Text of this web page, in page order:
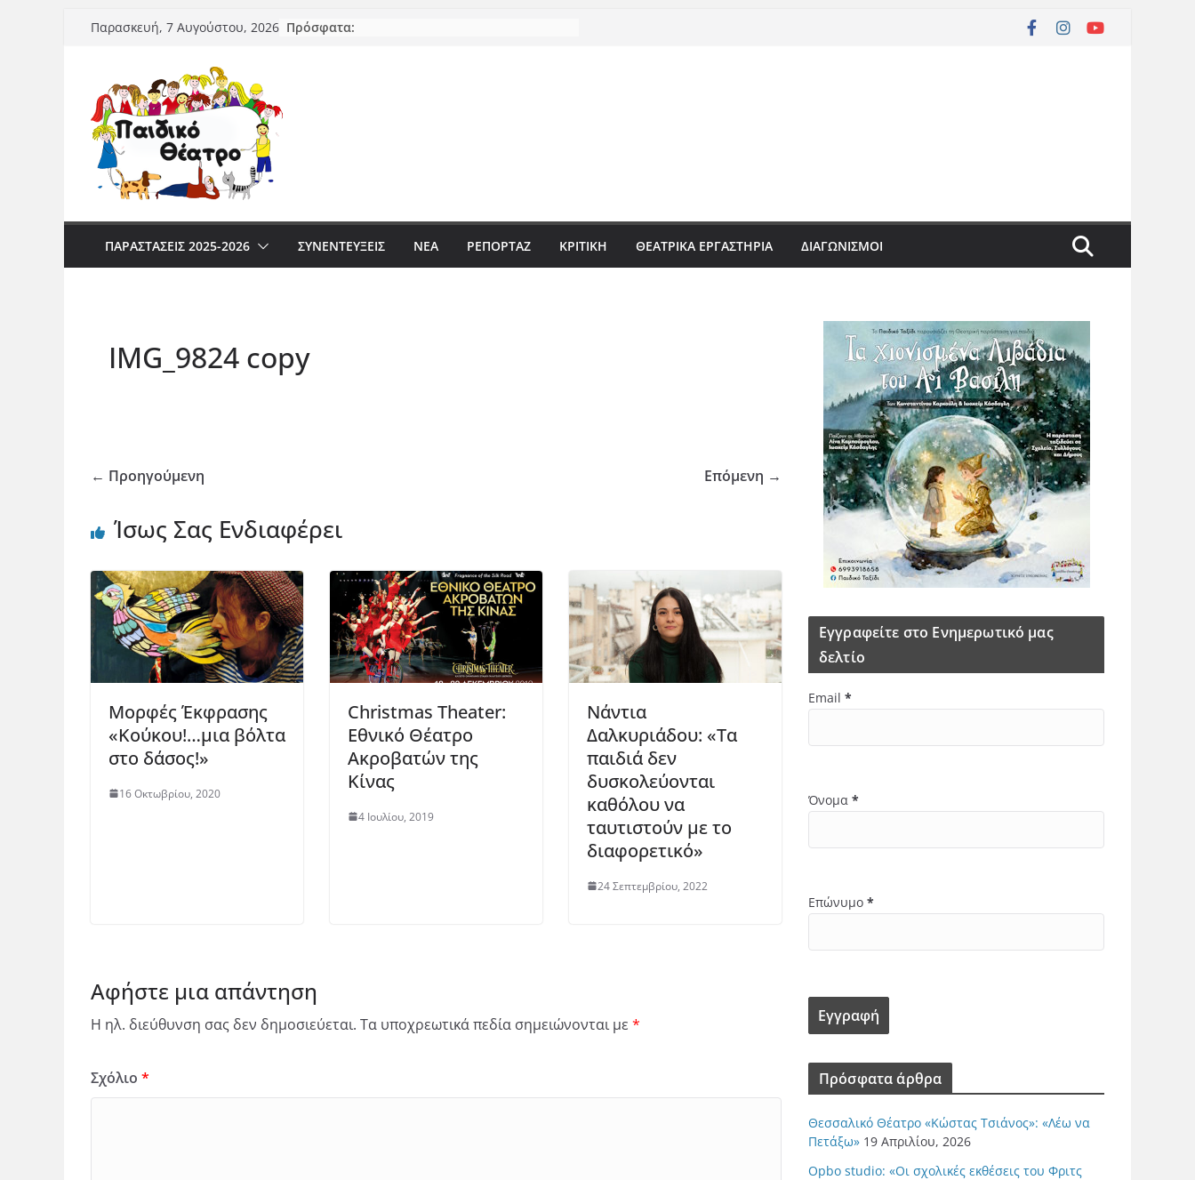
Μετάβαση
Παρασκευή, 7 Αυγούστου, 2026 Πρόσφατα:
ΠΑΡΑΣΤΆΣΕΙΣ 2025-2026 ΣΥΝΕΝΤΕΥΞΕΙΣ ΝΈΑ ΡΕΠΟΡΤΆΖ ΚΡΙΤΙΚΗ ΘΕΑΤΡΙΚΑ ΕΡΓΑΣΤΗΡΙΑ ΔΙΑΓΩΝΙΣΜΟΙ
IMG_9824 copy
← Προηγούμενη Επόμενη →
Ίσως Σας Ενδιαφέρει
Μορφές Έκφρασης
«Κούκου!…μια βόλτα
στο δάσος!»
16 Οκτωβρίου, 2020
Christmas Theater:
Εθνικό Θέατρο
Ακροβατών της
Κίνας
4 Ιουλίου, 2019
Νάντια
Δαλκυριάδου: «Τα
παιδιά δεν
δυσκολεύονται
καθόλου να
ταυτιστούν με το
διαφορετικό»
24 Σεπτεμβρίου, 2022
Αφήστε μια απάντηση
Η ηλ. διεύθυνση σας δεν δημοσιεύεται. Τα υποχρεωτικά πεδία σημειώνονται με *
Σχόλιο *
Εγγραφείτε στο Ενημερωτικό μας
δελτίο
Email *
Όνομα *
Επώνυμο *
Πρόσφατα άρθρα
Θεσσαλικό Θέατρο «Κώστας Τσιάνος»: «Λέω να
Πετάξω» 19 Απριλίου, 2026
Opbo studio: «Οι σχολικές εκθέσεις του Φριτς